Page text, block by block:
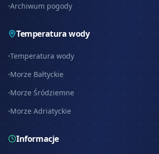
Archiwum pogody
Temperatura wody
Temperatura wody
Morze Bałtyckie
Morze Śródziemne
Morze Adriatyckie
Informacje